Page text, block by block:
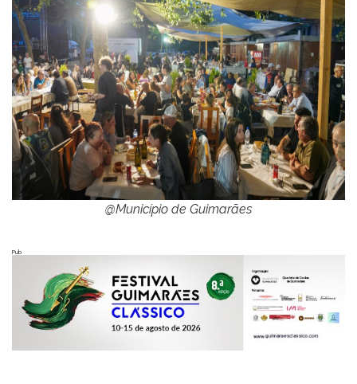
@Município de Guimarães
Pub